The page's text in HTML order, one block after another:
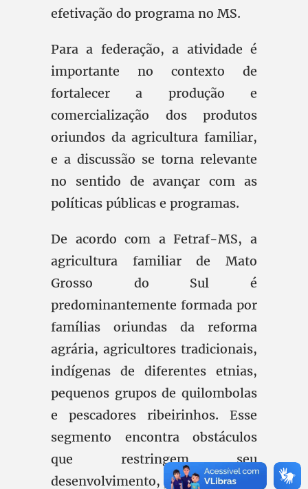
efetivação do programa no MS.
Para a federação, a atividade é
importante no contexto de
fortalecer a produção e
comercialização dos produtos
oriundos da agricultura familiar,
e a discussão se torna relevante
no sentido de avançar com as
políticas públicas e programas.
De acordo com a Fetraf-MS, a
agricultura familiar de Mato
Grosso do Sul é
predominantemente formada por
famílias oriundas da reforma
agrária, agricultores tradicionais,
indígenas de diferentes etnias,
pequenos grupos de quilombolas
e pescadores ribeirinhos. Esse
segmento encontra obstáculos
que restringem seu
desenvolvimento, principalmente